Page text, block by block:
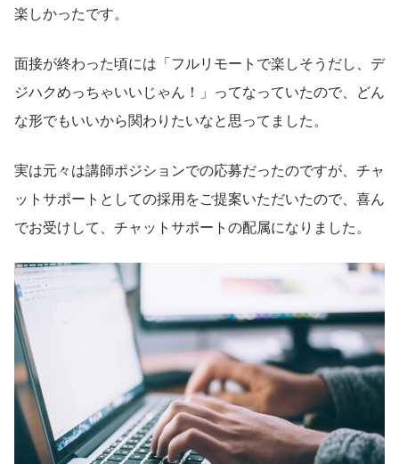
楽しかったです。
面接が終わった頃には「フルリモートで楽しそうだし、デ
ジハクめっちゃいいじゃん！」ってなっていたので、どん
な形でもいいから関わりたいなと思ってました。
実は元々は講師ポジションでの応募だったのですが、チャ
ットサポートとしての採用をご提案いただいたので、喜ん
でお受けして、チャットサポートの配属になりました。